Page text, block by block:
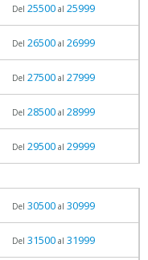
Del 25500al 25999
Del 26500al 26999
Del 27500al 27999
Del 28500al 28999
Del 29500al 29999
Del 30500al 30999
Del 31500al 31999